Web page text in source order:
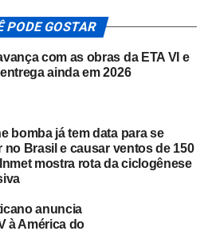
PODE GOSTAR
com as obras da ETA VI e
ainda em 2026
bomba já tem data para se
no Brasil e causar ventos de 150
mostra rota da ciclogênese
anuncia
à América do